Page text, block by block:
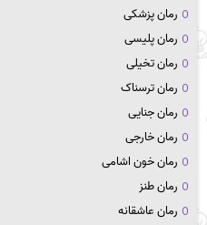
رمان پزشکی
رمان پلیسی
رمان تخیلی
رمان ترسناک
رمان جنایی
رمان خارجی
رمان خون اشامی
رمان طنز
رمان عاشقانه